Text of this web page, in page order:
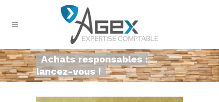
Achats responsables :
lancez-vous !